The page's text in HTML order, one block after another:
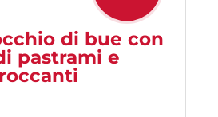
di bue con
pastrami e